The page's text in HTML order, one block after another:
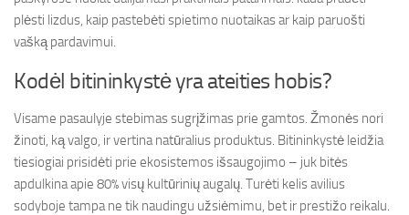
plėsti lizdus, kaip pastebėti spietimo nuotaikas ar kaip paruošti
vašką pardavimui.
Kodėl bitininkystė yra ateities hobis?
Visame pasaulyje stebimas sugrįžimas prie gamtos. Žmonės nori
žinoti, ką valgo, ir vertina natūralius produktus. Bitininkystė leidžia
tiesiogiai prisidėti prie ekosistemos išsaugojimo – juk bitės
apdulkina apie 80% visų kultūrinių augalų. Turėti kelis avilius
sodyboje tampa ne tik naudingu užsiėmimu, bet ir prestižo reikalu.